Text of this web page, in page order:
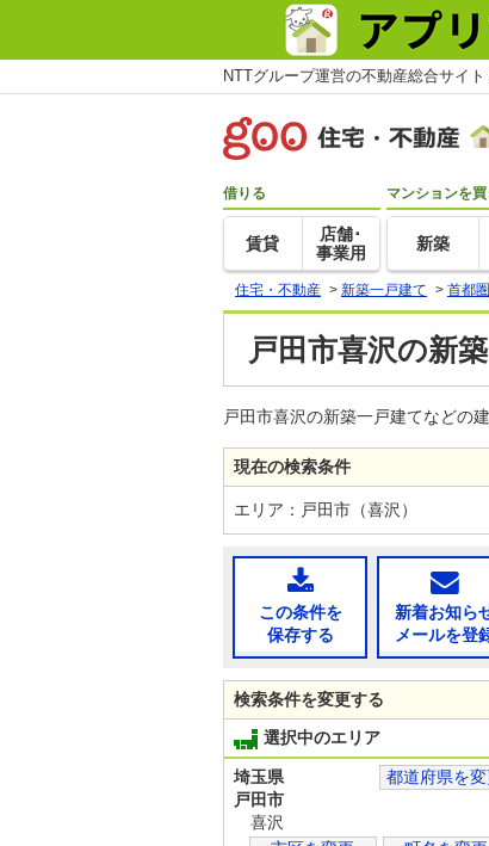
NTTグループ運営の不動産総合サイ
借りる
賃貸
店舗･
事業用
マンションを買
新築
住宅・不動産 > 新築一戸建て > 首都圏
戸田市喜沢の新
戸田市喜沢の新築一戸建てなどの
現在の検索条件
エリア：戸田市（喜沢）
この条件を
保存する
新着お知ら
メールを登
検索条件を変更する
選択中のエリア
埼玉県
都道府県を変
戸田市
喜沢